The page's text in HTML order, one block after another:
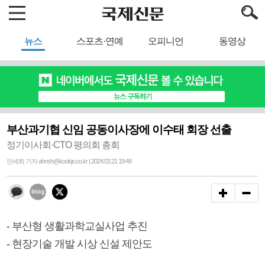
뉴스 스포츠·연예 오피니언 동영상
부산과기협 신임 공동이사장에 이수태 회장 선출
정기이사회·CTO 평의회 총회
안세희 기자 ahnsh@kookje.co.kr | 2024.03.21 19:49
- 부산형 생활과학교실사업 추진
- 현장기술 개발 시상 신설 제안도